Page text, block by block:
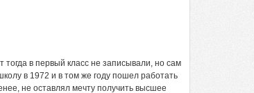
в первый класс не записывали, но сам
в 1972 и в том же году пошел работать
не оставлял мечту получить высшее